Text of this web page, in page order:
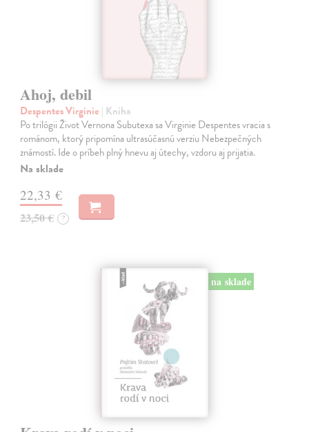
Ahoj, debil
Despentes Virginie | Kniha
Po trilógii Život Vernona Subutexa sa Virginie Despentes vracia s
románom, ktorý pripomína ultrasúčasnú verziu Nebezpečných
známostí. Ide o príbeh plný hnevu aj útechy, vzdoru aj prijatia.
Na sklade
22,33 €
23,50 € ?
na sklade